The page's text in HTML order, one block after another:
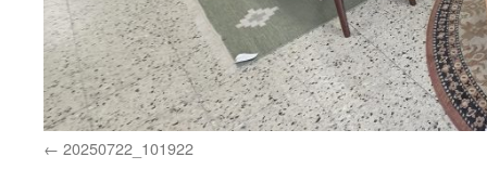
20250722_101922